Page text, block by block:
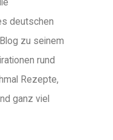
deutschen
zu seinem
rund
Rezepte,
ganz viel